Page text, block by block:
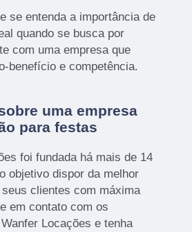
se entenda a importância de
quando se busca por
com uma empresa que
benefício e competência.
uma empresa
para festas
foi fundada há mais de 14
objetivo dispor da melhor
clientes com máxima
em contato com os
Locações e tenha